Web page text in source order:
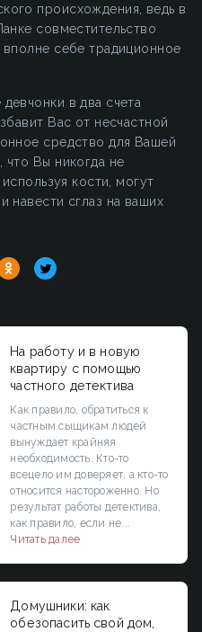
происхождения, ведь в
совместительство
себе традиционное
в два счета
Вас от несчастной
средство для Вашей
Вы никогда не
кости, могут
навести сглаз на ваших
На работу и в новую
квартиру с помощью
частного детектива
Как правило, обратиться к
частным сыщикам людей
вынуждает крайняя
необходимость. Кто-то
всецело им доверяет, а кто-то
относится настороженно. Но
результат работы детектива,
как правило, если не...
Читать далее
Домушники: как
обезопасить свой дом,